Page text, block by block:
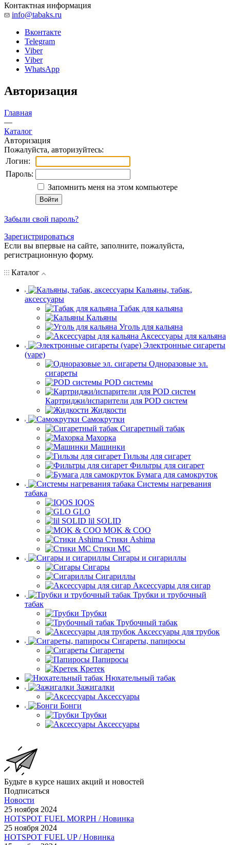
Контактная информация
info@tabaks.ru
Вконтакте
Telegram
Viber
Viber
WhatsApp
Авторизация
Главная
—
Каталог
Авторизация
Пожалуйста, авторизуйтесь:
Логин:
Пароль:
Запомнить меня на этом компьютере
Забыли свой пароль?
Зарегистрироваться
Если вы впервые на сайте, заполните, пожалуйста,
регистрационную форму.
Каталог
Кальяны, табак,
аксессуары
Табак для кальяна
Кальяны
Уголь для кальяна
Аксессуары для кальяна
Электронные сигареты
(vape)
Одноразовые эл.
сигареты
POD системы
Картриджи/испарители для POD систем
Жидкости
Самокрутки
Сигаретный табак
Махорка
Машинки
Гильзы для сигарет
Фильтры для сигарет
Бумага для самокруток
Системы нагревания
табака
IQOS
GLO
lil SOLID
MOK & COO
Стики Ashima
Стики MC
Сигары и сигариллы
Сигары
Сигариллы
Аксессуары для сигар
Трубки и трубочный
табак
Трубки
Трубочный табак
Аксессуары для трубок
Сигареты, папиросы
Сигареты
Папиросы
Кретек
Нюхательный табак
Зажигалки
Аксессуары
Бонги
Трубки
Аксессуары
Будьте в курсе наших акций и новостей
Подписаться
Новости
25 ноября 2024
HOTSPOT FUEL MORPH / Новинка
25 ноября 2024
HOTSPOT FUEL UP / Новинка